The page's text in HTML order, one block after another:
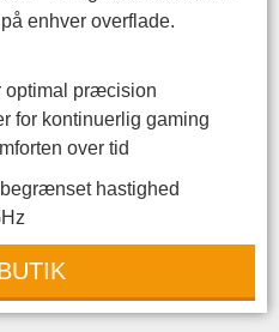
enhver overflade.
optimal præcision
for kontinuerlig gaming
over tid
hastighed